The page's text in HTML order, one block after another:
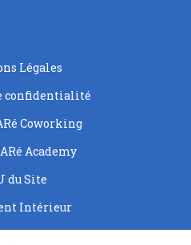
Légales
confidentialité
Coworking
Academy
du Site
Intérieur